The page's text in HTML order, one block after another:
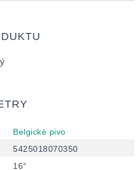
Belgické pivo
5425018070350
16°